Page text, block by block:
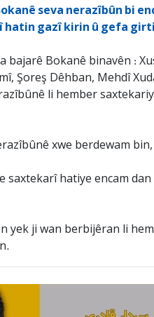
seva nerazîbûn bi
gazî kirin û gefa
Bokanê binavên :
Şoreş Dêhban, Mehdî
li hember
xwe berdewam
hatiye encam
ji wan berbijêran li